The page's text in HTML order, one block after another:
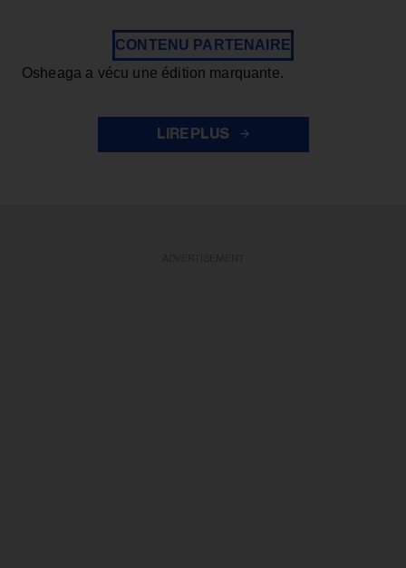
CONTENU PARTENAIRE
Osheaga a vécu une édition marquante.
LIRE PLUS